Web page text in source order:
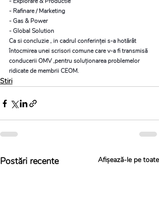
- Rafinare / Marketing
- Gas & Power
- Global Solution
Ca si concluzie , in cadrul conferinței s-a hotărât
întocmirea unei scrisori comune care v-a fi transmisă
conducerii OMV ,pentru soluționarea problemelor
ridicate de membrii CEOM.
Stiri
Postări recente Afișează-le pe toate